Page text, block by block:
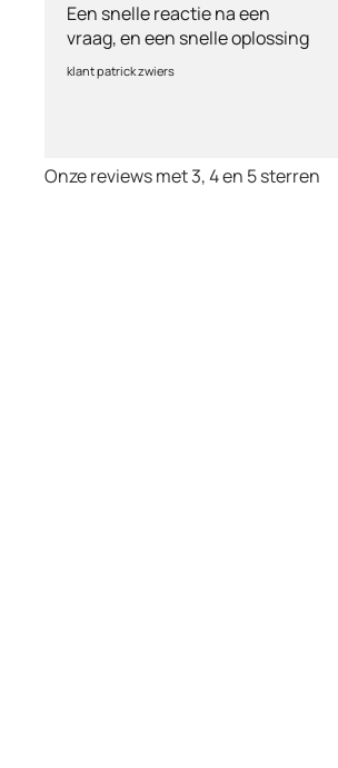
Een snelle reactie na een
vraag, en een snelle oplossing
klant patrick zwiers
Onze reviews met 3, 4 en 5 sterren